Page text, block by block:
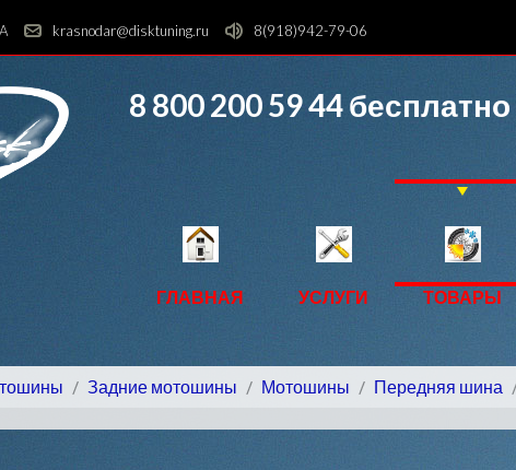
krasnodar@disktuning.ru 8(918)942-79-06
8 800 200 59 44
ГЛАВНАЯ УСЛУГИ ТОВАРЫ
Задние мотошины Мотошины Передняя шина